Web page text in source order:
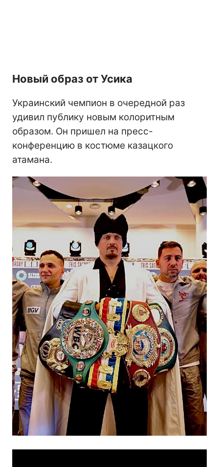
Новый образ от Усика
Украинский чемпион в очередной раз
удивил публику новым колоритным
образом. Он пришел на пресс-
конференцию в костюме казацкого
атамана.